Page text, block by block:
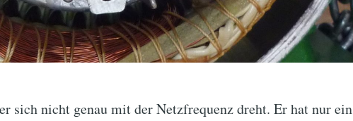
sich nicht genau mit der Netzfrequenz dreht. Er hat nur ein